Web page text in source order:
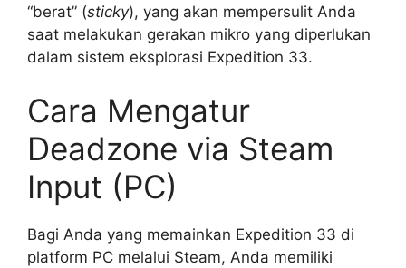
“berat” (sticky), yang akan mempersulit Anda
saat melakukan gerakan mikro yang diperlukan
dalam sistem eksplorasi Expedition 33.
Cara Mengatur
Deadzone via Steam
Input (PC)
Bagi Anda yang memainkan Expedition 33 di
platform PC melalui Steam, Anda memiliki